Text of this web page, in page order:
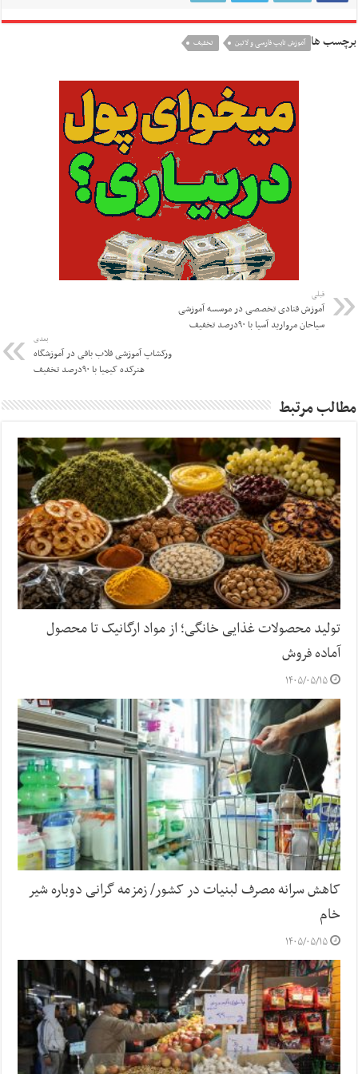
برچسب ها آموزش تایپ فارسی و لاتین تخفیف
قبلی
آموزش قنادی تخصصی در موسسه آموزشی
سیاحان مروارید آسیا با ۹۰درصد تخفیف
بعدی
ورکشاپ آموزشی قلاب بافی در آموزشگاه
هنرکده کیمیا با ۹۰درصد تخفیف
مطالب مرتبط
تولید محصولات غذایی خانگی؛ از مواد ارگانیک تا محصول
آماده فروش
۱۴۰۵/۰۵/۱۵
کاهش سرانه مصرف لبنیات در کشور/ زمزمه گرانی دوباره شیر
خام
۱۴۰۵/۰۵/۱۵